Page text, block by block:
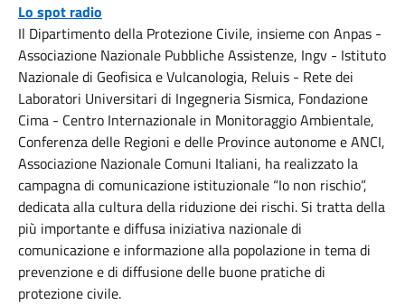
Lo spot radio
Il Dipartimento della Protezione Civile, insieme con Anpas -
Associazione Nazionale Pubbliche Assistenze, Ingv - Istituto
Nazionale di Geofisica e Vulcanologia, Reluis - Rete dei
Laboratori Universitari di Ingegneria Sismica, Fondazione
Cima - Centro Internazionale in Monitoraggio Ambientale,
Conferenza delle Regioni e delle Province autonome e ANCI,
Associazione Nazionale Comuni Italiani, ha realizzato la
campagna di comunicazione istituzionale “Io non rischio”,
dedicata alla cultura della riduzione dei rischi. Si tratta della
più importante e diffusa iniziativa nazionale di
comunicazione e informazione alla popolazione in tema di
prevenzione e di diffusione delle buone pratiche di
protezione civile.